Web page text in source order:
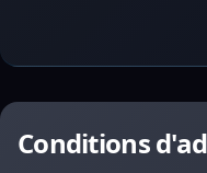
Conditions